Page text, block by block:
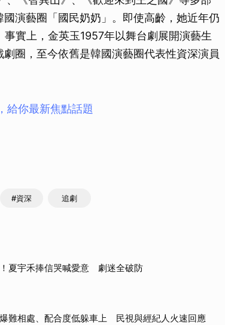
演藝圈「國民奶奶」。即使高齡，她近年仍
實上，金英玉1957年以舞台劇展開演藝生
圈，至今依舊是韓國演藝圈代表性資深演員
給你最新焦點話題
#資深 追劇
夏宇禾捧信哭喊愛意 劇迷全破防
難相處、配合度低躲車上 民視與經紀人火速回應